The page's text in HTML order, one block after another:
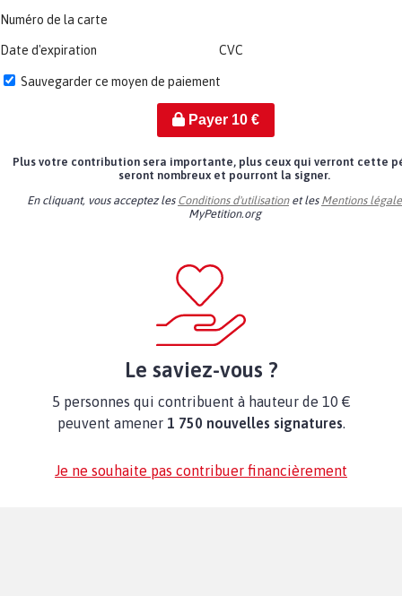
Numéro de la carte
Date d'expiration CVC
Sauvegarder ce moyen de paiement
Payer 10€
Plus votre contribution sera importante, plus ceux qui verront cette
seront nombreux et pourront la signer.
En cliquant, vous acceptez les Conditions d'utilisationet les Mentions
MyPetition.org
Le saviez-vous ?
5 personnes qui contribuent à hauteur de 10 €
peuvent amener 1 750 nouvelles signatures.
Je ne souhaite pas contribuer financièrement